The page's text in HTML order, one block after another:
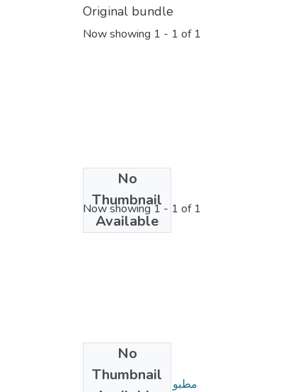
Original bundle
Now showing 1 - 1 of 1
No
Thumbnail
Available
License bundle
Now showing1 - 1 of 1
No
Thumbnail
Collections
مطبوعات أساتذة الحقوق